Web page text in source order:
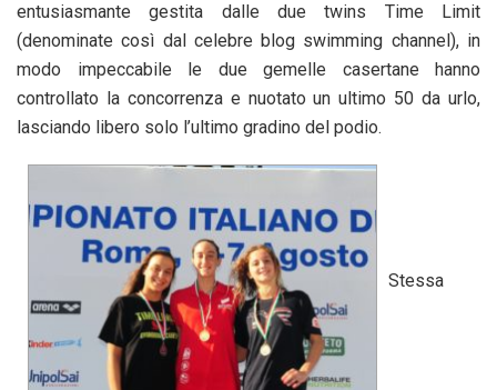
entusiasmante gestita dalle due twins Time Limit
(denominate così dal celebre blog swimming channel), in
modo impeccabile le due gemelle casertane hanno
controllato la concorrenza e nuotato un ultimo 50 da urlo,
lasciando libero solo l’ultimo gradino del podio.
Stessa